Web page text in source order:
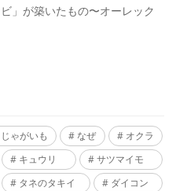
」が築いたもの〜オーレック
じゃがいも なぜ
オクラ
キュウリ
サツマイモ
タネのタキイ
ダイコン